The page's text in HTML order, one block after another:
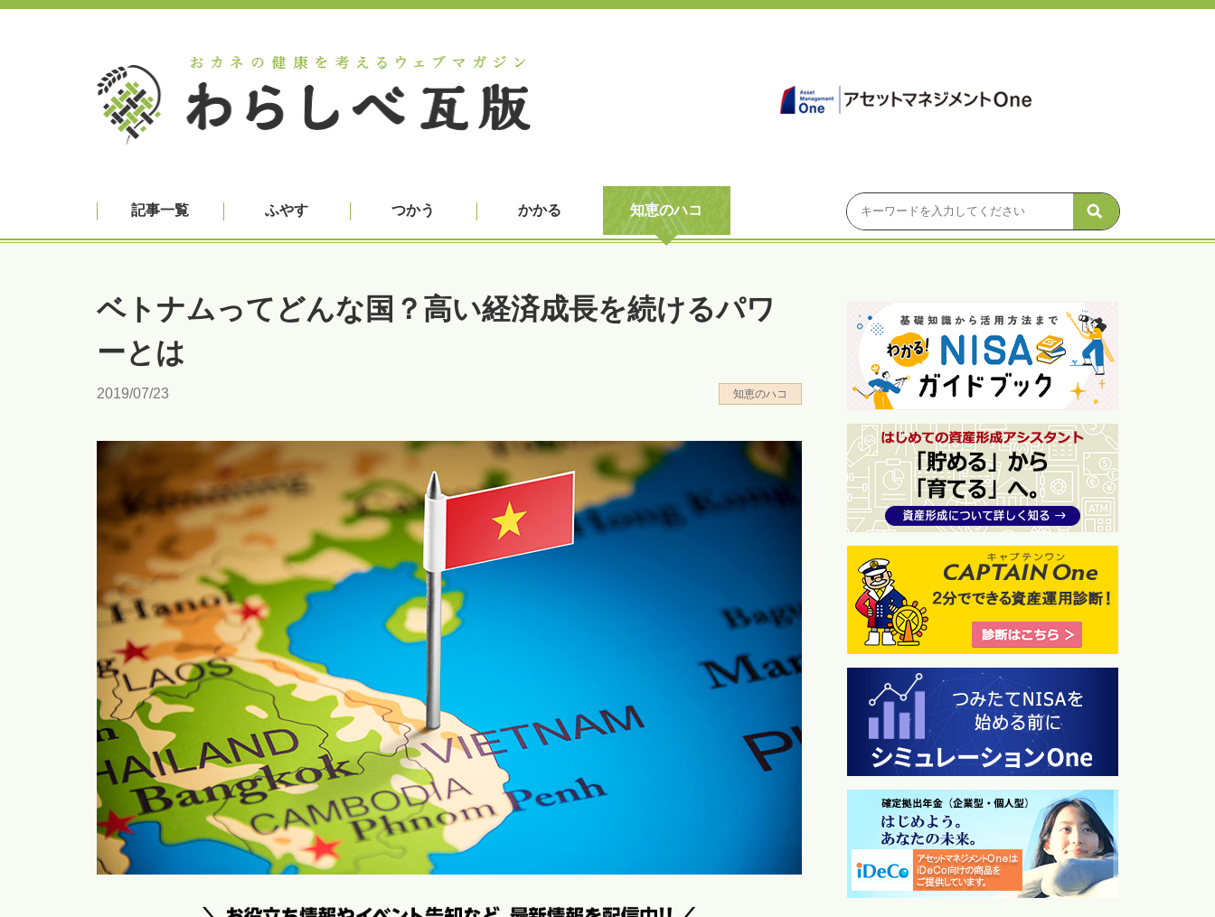
記事一覧 ふやす つかう かかる 知恵のハコ
ベトナムってどんな国？高い経済成長を続けるパワ
ーとは
2019/07/23 知恵のハコ